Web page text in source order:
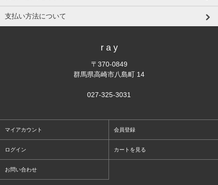
支払い方法について
r a y
〒370-0849
群馬県高崎市八島町 14
027-325-3031
マイアカウント 会員登録
ログイン カートを見る
お問い合わせ